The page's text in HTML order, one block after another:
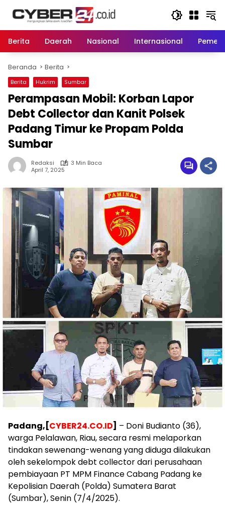
Berita
Daerah Nasional Internasional
Beranda Berita
Berita Hukrim Sumbar
Perampasan Mobil: Korban Lapor
Debt Collector dan Kanit Polsek
Padang Timur ke Propam Polda
Sumbar
Redaksi
3 Min Baca
April 7, 2025
Padang,[CYBER24.CO.ID] – Doni Budianto (36),
warga Pelalawan, Riau, secara resmi melaporkan
tindakan sewenang-wenang yang diduga dilakukan
oleh sekelompok debt collector dari perusahaan
pembiayaan PT MPM Finance Cabang Padang ke
Kepolisian Daerah (Polda) Sumatera Barat
(Sumbar), Senin (7/4/2025).